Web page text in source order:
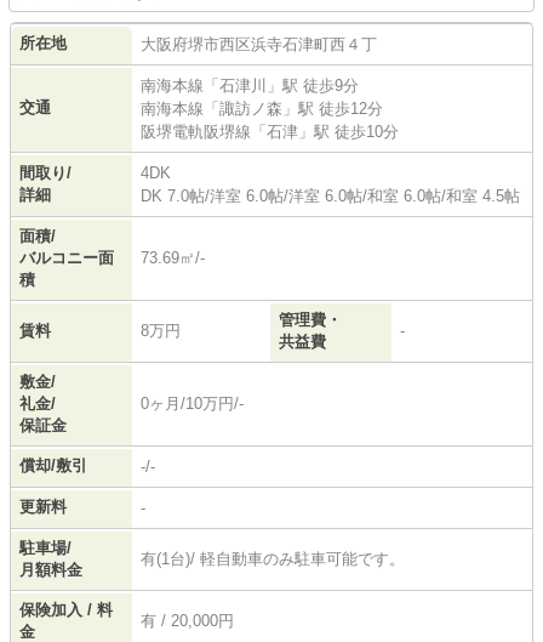
所在地 大阪府堺市西区浜寺石津町西 ４丁
交通
南海本線 「 石津川
」駅 徒歩9分
南海本線 「 諏訪ノ森 」駅 徒歩12分
阪堺電軌阪堺線 「 石津 」駅 徒歩10分
間取り/
詳細
4DK
DK 7.0帖/洋室 6.0帖/洋室 6.0帖/和室 6.0帖/和室 4.5帖
面積/
バルコニー面
積
73.69㎡/-
賃料 8万円
管理費・
共益費
-
敷金/
礼金/
保証金
0ヶ月/10万円/-
償却/敷引 -/-
更新料 -
駐車場/
月額料金
有(1台)/ 軽自動車のみ駐車可能です。
保険加入 / 料
金
有 / 20,000円